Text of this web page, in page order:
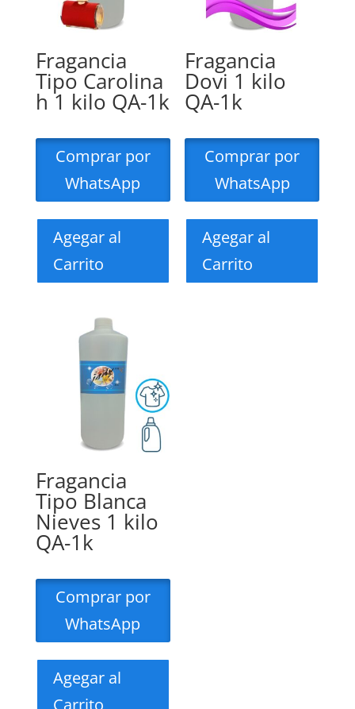
Fragancia
Tipo Carolina
h 1 kilo QA-1k
Comprar por
WhatsApp
Agegar al
Carrito
Fragancia
Dovi 1 kilo
QA-1k
Comprar por
WhatsApp
Agegar al
Carrito
Fragancia
Tipo Blanca
Nieves 1 kilo
QA-1k
Comprar por
WhatsApp
Agegar al
Carrito